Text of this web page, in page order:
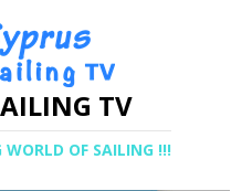
TV
OF SAILING !!!